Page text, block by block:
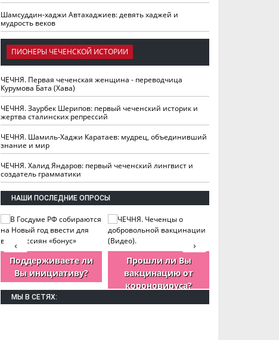
Шамсуддин-хаджи Автахаджиев: девять хаджей и
мудрость веков
ПИОНЕРЫ ЧЕЧЕНСКОЙ ИСТОРИИ
ЧЕЧНЯ. Первая чеченская женщина - переводчица
Курумова Бата (Хава)
ЧЕЧНЯ. Заурбек Шерипов: первый чеченский историк и
жертва сталинских репрессий
ЧЕЧНЯ. Шамиль-Хаджи Каратаев: мудрец, объединивший
знание и мир
ЧЕЧНЯ. Халид Яндаров: первый чеченский лингвист и
создатель грамматики
НАШИ ПОСЛЕДНИЕ ОПРОСЫ
Поддерживаете ли
Вы инициативу?
Прошли ли Вы
вакцинацию от
короновируса?
›
‹
МЫ В СЕТЯХ: